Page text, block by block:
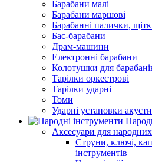
Барабани малі
Барабани маршові
Барабанні палички,
Бас-барабани
Драм-машини
Електронні барабани
Колотушки для
Тарілки оркестрові
Тарілки ударні
Томи
Ударні установки
Аксесуари для народних
Струни, ключі,
інструментів